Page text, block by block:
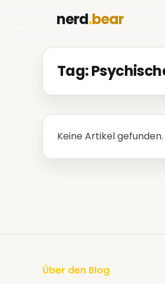
nerd.bear
Tag:
Keine Artikel gefunden.
Über den Blog